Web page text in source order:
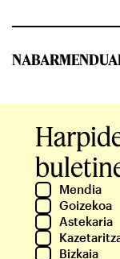
Mendia
Goizekoa
Astekaria
Bizkaia